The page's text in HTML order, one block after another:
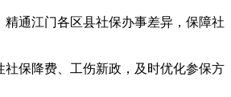
精通江门各区县社保办事差异，保障社
社保降费、工伤新政，及时优化参保方